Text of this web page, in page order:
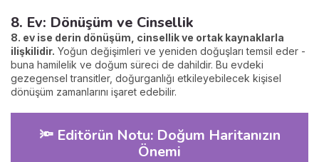
8. Ev: Dönüşüm ve Cinsellik
8. ev ise derin dönüşüm, cinsellik ve ortak kaynaklarla
ilişkilidir. Yoğun değişimleri ve yeniden doğuşları temsil eder -
buna hamilelik ve doğum süreci de dahildir. Bu evdeki
gezegensel transitler, doğurganlığı etkileyebilecek kişisel
dönüşüm zamanlarını işaret edebilir.
🔦 Editörün Notu: Doğum Haritanızın
Önemi